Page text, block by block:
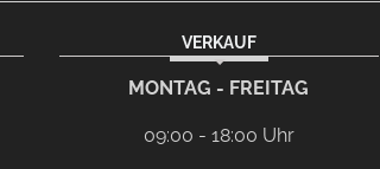
VERKAUF
MONTAG - FREITAG
09:00 - 18:00 Uhr
Dieser Link führt zu Ihrem